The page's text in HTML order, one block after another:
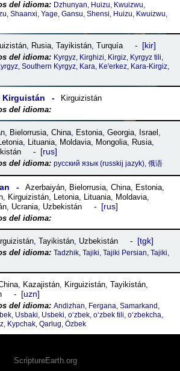
Dzhunyan, Huizu, Kwuizwu,
Shaanxi, Yage, Gansu, Shensi, Huizu, Kwuizwu,
, Rusia, Tayikistán, Turquía kir
Kyrgyz, Kirghizi, Kirgiz, Kyrgyz tili,
Southern Kyrgyz, Kara, Ke'erkez, Kara-Kirgiz,
Kirguistán Kirguizistán
, Bielorrusia, China, Estonia, Georgia, Israel ,
, Lituania, Moldavia, Mongolia, Rusia,
rus
русский язык‎ (russkij jazyk), 俄语
Azerbaiyán, Bielorrusia, China, Estonia,
, Kirguizistán, Letonia, Lituania, Moldavia,
, Ucrania, Uzbekistán rus
, Tayikistán, Uzbekistán tgk
Tadzhik, Tajiki, Tajiki Persian, Tajiki,
, Kazajistán, Kirguizistán, Tayikistán,
uzn
Andizhan, Fergana, Samarkand,
Usbaki, Usbeki, oʻzbek, oʻzbek tili, oʻzbekcha,
Kypchak, Qarlug, Özbek
ScriptureEarth.org